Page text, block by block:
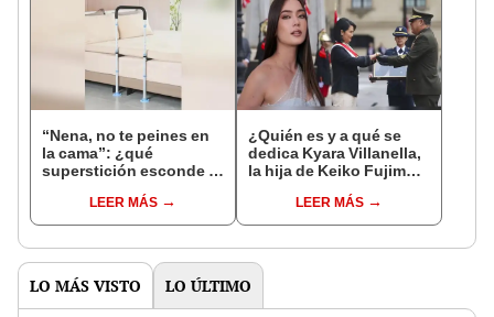
“Nena, no te peines en
la cama”: ¿qué
superstición esconde la
Enanitos Verdes?
LEER MÁS
¿Quién es y a qué se
dedica Kyara Villanella,
la hija de Keiko Fujimori
nivel nacional?
LEER MÁS
LO MÁS VISTO LO ÚLTIMO